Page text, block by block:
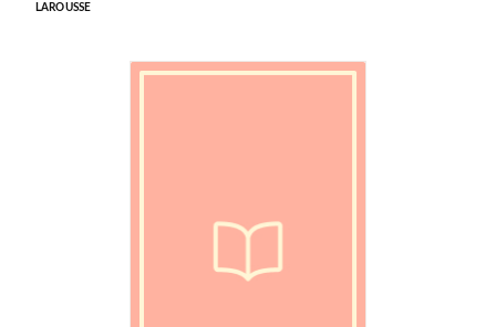
LAROUSSE